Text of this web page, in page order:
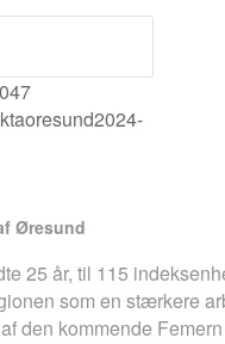
2024-
Øresund
25 år, til 115
som en stærkere
den kommende